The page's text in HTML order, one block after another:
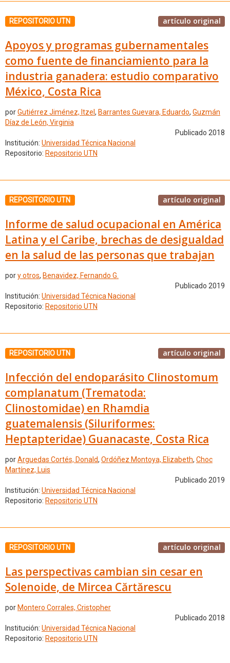
REPOSITORIO UTN artículo original
Apoyos y programas gubernamentales
como fuente de financiamiento para la
industria ganadera: estudio comparativo
México, Costa Rica
porGutiérrez Jiménez, Itzel , Barrantes Guevara, Eduardo, Guzmán
Díaz de León, Virginia
Publicado 2018
Institución: Universidad Técnica Nacional
Repositorio: Repositorio UTN
REPOSITORIO UTN artículo original
Informe de salud ocupacional en América
Latina y el Caribe, brechas de desigualdad
en la salud de las personas que trabajan
pory otros, Benavidez, Fernando G.
Publicado 2019
Institución: Universidad Técnica Nacional
Repositorio: Repositorio UTN
REPOSITORIO UTN artículo original
Infección del endoparásito Clinostomum
complanatum (Trematoda:
Clinostomidae) en Rhamdia
guatemalensis (Siluriformes:
Heptapteridae) Guanacaste, Costa Rica
porArguedas Cortés, Donald, Ordóñez Montoya, Elizabeth, Choc
Martínez, Luis
Publicado 2019
Institución: Universidad Técnica Nacional
Repositorio: Repositorio UTN
REPOSITORIO UTN artículo original
Las perspectivas cambian sin cesar en
Solenoide, de Mircea Cărtărescu
por Montero Corrales, Cristopher
Publicado 2018
Institución: Universidad Técnica Nacional
Repositorio: Repositorio UTN